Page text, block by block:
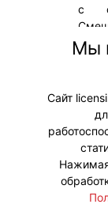
с
Мы
Сайт